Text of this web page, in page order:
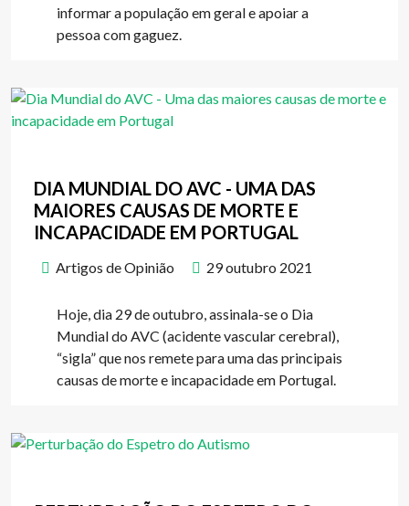
informar a população em geral e apoiar a
pessoa com gaguez.
DIA MUNDIAL DO AVC - UMA DAS
MAIORES CAUSAS DE MORTE E
INCAPACIDADE EM PORTUGAL
Artigos de Opinião 29 outubro 2021
Hoje, dia 29 de outubro, assinala-se o Dia
Mundial do AVC (acidente vascular cerebral),
“sigla” que nos remete para uma das principais
causas de morte e incapacidade em Portugal.